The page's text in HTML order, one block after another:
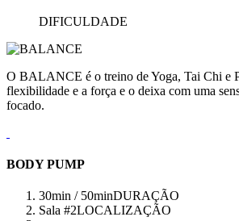
DIFICULDADE
O BALANCE é o treino de Yoga, Tai Chi e
flexibilidade e a força e o deixa com uma
focado.
BODY PUMP
30min / 50minDURAÇÃO
Sala #2LOCALIZAÇÃO